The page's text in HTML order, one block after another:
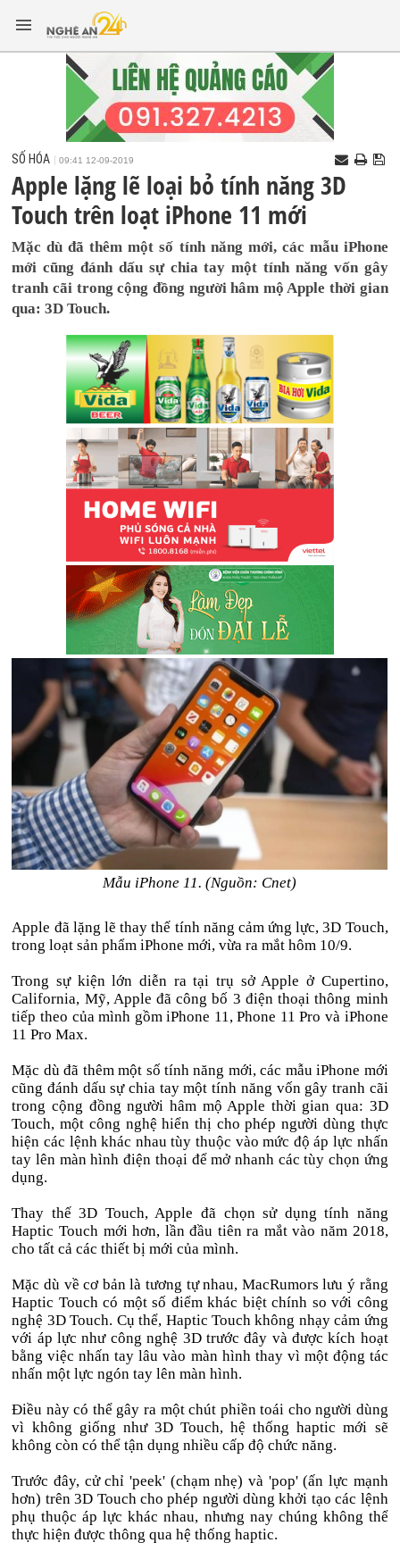
SỐ HÓA 09:41 12-09-2019
Apple lặng lẽ loại bỏ tính năng 3D
Touch trên loạt iPhone 11 mới
Mặc dù đã thêm một số tính năng mới, các mẫu iPhone
mới cũng đánh dấu sự chia tay một tính năng vốn gây
tranh cãi trong cộng đồng người hâm mộ Apple thời gian
qua: 3D Touch.
Mẫu iPhone 11. (Nguồn: Cnet)
Apple đã lặng lẽ thay thế tính năng cảm ứng lực, 3D Touch,
trong loạt sản phẩm iPhone mới, vừa ra mắt hôm 10/9.
Trong sự kiện lớn diễn ra tại trụ sở Apple ở Cupertino,
California, Mỹ, Apple đã công bố 3 điện thoại thông minh
tiếp theo của mình gồm iPhone 11, Phone 11 Pro và iPhone
11 Pro Max.
Mặc dù đã thêm một số tính năng mới, các mẫu iPhone mới
cũng đánh dấu sự chia tay một tính năng vốn gây tranh cãi
trong cộng đồng người hâm mộ Apple thời gian qua: 3D
Touch, một công nghệ hiển thị cho phép người dùng thực
hiện các lệnh khác nhau tùy thuộc vào mức độ áp lực nhấn
tay lên màn hình điện thoại để mở nhanh các tùy chọn ứng
dụng.
Thay thế 3D Touch, Apple đã chọn sử dụng tính năng
Haptic Touch mới hơn, lần đầu tiên ra mắt vào năm 2018,
cho tất cả các thiết bị mới của mình.
Mặc dù về cơ bản là tương tự nhau, MacRumors lưu ý rằng
Haptic Touch có một số điểm khác biệt chính so với công
nghệ 3D Touch. Cụ thể, Haptic Touch không nhạy cảm ứng
với áp lực như công nghệ 3D trước đây và được kích hoạt
bằng việc nhấn tay lâu vào màn hình thay vì một động tác
nhấn một lực ngón tay lên màn hình.
Điều này có thể gây ra một chút phiền toái cho người dùng
vì không giống như 3D Touch, hệ thống haptic mới sẽ
không còn có thể tận dụng nhiều cấp độ chức năng.
Trước đây, cử chỉ 'peek' (chạm nhẹ) và 'pop' (ấn lực mạnh
hơn) trên 3D Touch cho phép người dùng khởi tạo các lệnh
phụ thuộc áp lực khác nhau, nhưng nay chúng không thể
thực hiện được thông qua hệ thống haptic.